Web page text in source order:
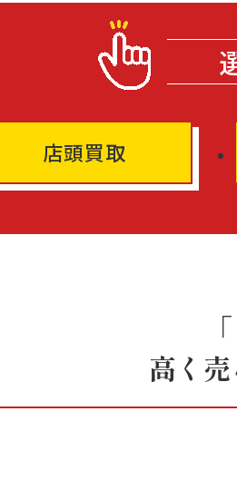
店頭買取
高く